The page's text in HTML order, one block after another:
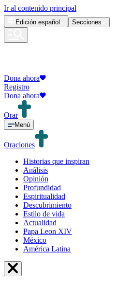
Ir al contenido principal
Edición español Secciones
Dona ahora
Registro
Dona ahora
Orar
Menú
Oraciones
Historias que inspiran
Análisis
Opinión
Profundidad
Espiritualidad
Descubrimiento
Estilo de vida
Actualidad
Papa Leon XIV
México
América Latina